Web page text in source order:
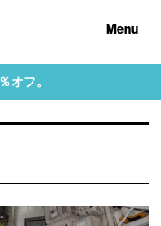
Menu
オフ。